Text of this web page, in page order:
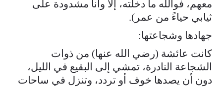
معهم، فوالله ما دخلته، إلا وأنا مشدودة على
ثيابي حياءً من عمر).
جهادها وشجاعتها:
كانت عائشة (رضي الله عنها) من ذوات
الشجاعة النادرة، تمشي إلى البقيع في الليل،
دون أن يصدها خوف أو تردد، وتنزل في ساحات